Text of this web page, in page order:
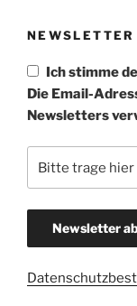
NEWSLETTER
Ich stimme
Die Email-
Newsletters